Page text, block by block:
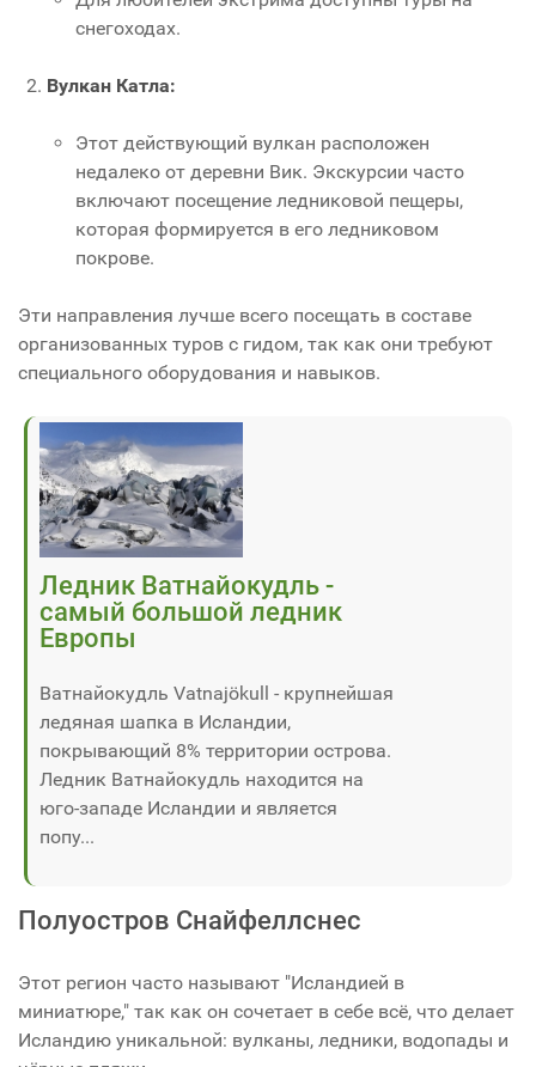
снегоходах.
Вулкан Катла:
Этот действующий вулкан расположен
недалеко от деревни Вик. Экскурсии часто
включают посещение ледниковой пещеры,
которая формируется в его ледниковом
покрове.
Эти направления лучше всего посещать в составе
организованных туров с гидом, так как они требуют
специального оборудования и навыков.
Ледник Ватнайокудль -
самый большой ледник
Европы
Ватнайокудль Vatnajökull - крупнейшая
ледяная шапка в Исландии,
покрывающий 8% территории острова.
Ледник Ватнайокудль находится на
юго-западе Исландии и является
попу...
Полуостров Снайфеллснес
Этот регион часто называют "Исландией в
миниатюре," так как он сочетает в себе всё, что делает
Исландию уникальной: вулканы, ледники, водопады и